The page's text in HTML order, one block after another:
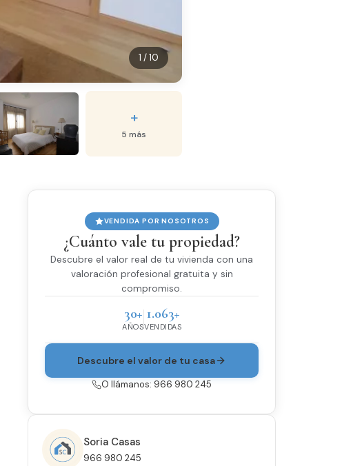
1 / 10
+
5 más
VENDIDA POR NOSOTROS
¿Cuánto vale tu propiedad?
Descubre el valor real de tu vivienda con una
valoración profesional gratuita y sin
compromiso.
30+
AÑOS
1.063+
VENDIDAS
Descubre el valor de tu casa
O llámanos: 966 980 245
Soria Casas
966 980 245